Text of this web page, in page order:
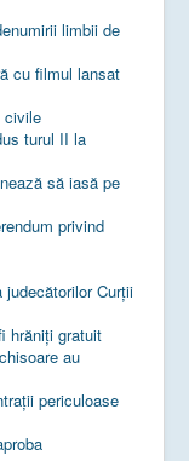
limbii de
cu filmul lansat
civile
turul II la
să iasă pe
privind
Curţii
hrăniţi gratuit
au
periculoase